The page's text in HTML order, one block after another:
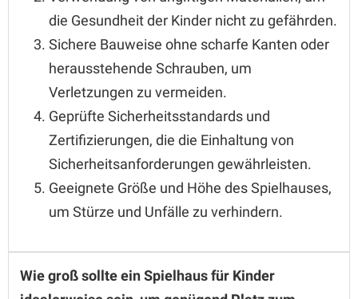
die Gesundheit der Kinder nicht zu gefährden.
Sichere Bauweise ohne scharfe Kanten oder
herausstehende Schrauben, um
Verletzungen zu vermeiden.
Geprüfte Sicherheitsstandards und
Zertifizierungen, die die Einhaltung von
Sicherheitsanforderungen gewährleisten.
Geeignete Größe und Höhe des Spielhauses,
um Stürze und Unfälle zu verhindern.
Wie groß sollte ein Spielhaus für Kinder